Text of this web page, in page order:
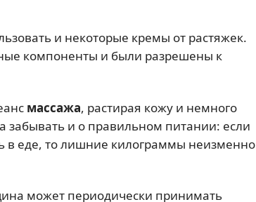
и некоторые кремы от растяжек.
компоненты и были разрешены к
массажа, растирая кожу и немного
и о правильном питании: если
в еде, то лишние килограммы неизменно
может периодически принимать